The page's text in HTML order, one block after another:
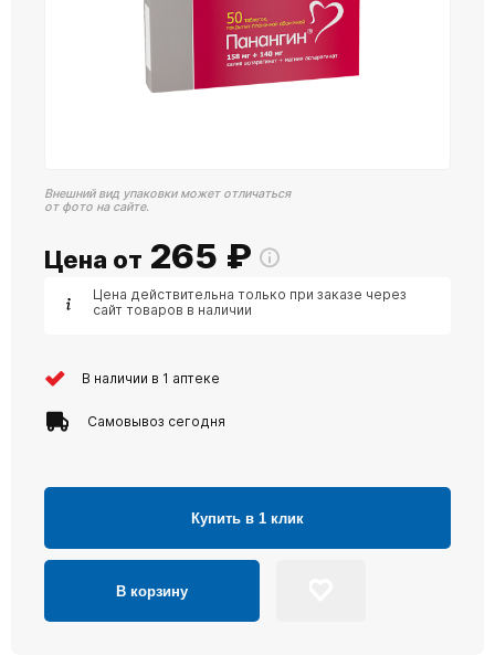
Внешний вид упаковки может отличаться
от фото на сайте.
Цена от 265 ₽
Цена действительна только при заказе через
сайт товаров в наличии
В наличии в 1 аптеке
Самовывоз сегодня
Купить в 1 клик
В корзину